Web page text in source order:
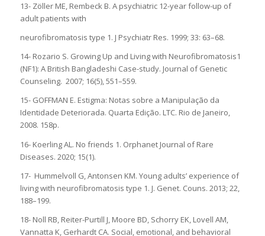
13- Zöller ME, Rembeck B. A psychiatric 12-year follow-up of
adult patients with
neurofibromatosis type 1. J Psychiatr Res. 1999; 33: 63–68.
14- Rozario S. Growing Up and Living with Neurofibromatosis1
(NF1): A British Bangladeshi Case-study. Journal of Genetic
Counseling. 2007; 16(5), 551–559.
15- GOFFMAN E. Estigma: Notas sobre a Manipulação da
Identidade Deteriorada. Quarta Edição. LTC. Rio de Janeiro,
2008. 158p.
16- Koerling AL. No friends 1. Orphanet Journal of Rare
Diseases. 2020; 15(1).
17- Hummelvoll G, Antonsen KM. Young adults’ experience of
living with neurofibromatosis type 1. J. Genet. Couns. 2013; 22,
188–199.
18- Noll RB, Reiter-Purtill J, Moore BD, Schorry EK, Lovell AM,
Vannatta K, Gerhardt CA. Social, emotional, and behavioral